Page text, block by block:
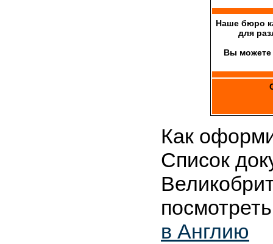
Наше бюро
для
Вы можете
Как
Список
в Англию